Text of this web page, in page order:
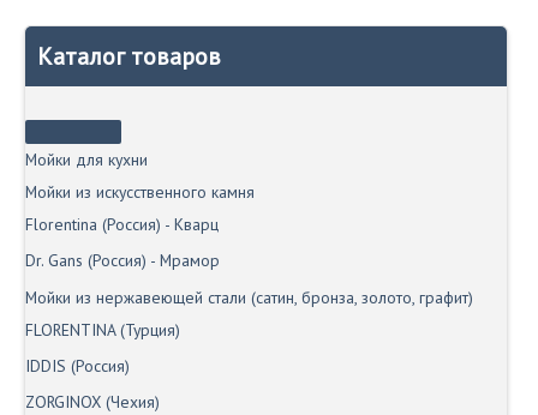
Каталог товаров
Мойки для кухни
Мойки из искусственного камня
Florentina (Россия) - Кварц
Dr. Gans (Россия) - Мрамор
Мойки из нержавеющей стали (сатин, бронза, золото, графит)
FLORENTINA (Турция)
IDDIS (Россия)
ZORGINOX (Чехия)